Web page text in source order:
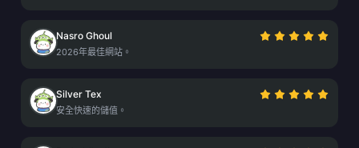
Nasro Ghoul
2026年最佳網站。
Silver Tex
安全快速的儲值。